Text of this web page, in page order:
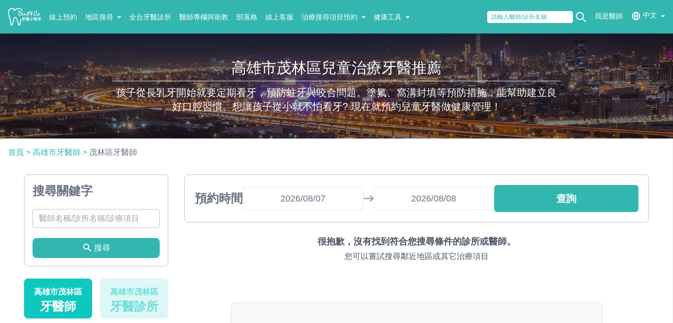
線上預約 地區搜尋 全台牙醫診所 醫師專欄與衛教 部落格 線上客服 治療搜尋項目預約 健康工具 我是醫師 中文
高雄市茂林區兒童治療牙醫推薦
孩子從長乳牙開始就要定期看牙，預防蛀牙與咬合問題。塗氟、窩溝封填等預防措施，能幫助建立良
好口腔習慣。想讓孩子從小就不怕看牙? 現在就預約兒童牙醫做健康管理！
首頁 > 高雄市牙醫師 > 茂林區牙醫師
搜尋關鍵字
搜尋
高雄市茂林區
牙醫師
高雄市茂林區
牙醫診所
預約時間 查詢
很抱歉，沒有找到符合您搜尋條件的診所或醫師。
您可以嘗試搜尋鄰近地區或其它治療項目